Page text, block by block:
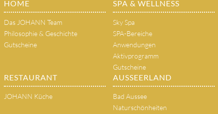
HOME
Das JOHANN Team
Philosophie & Geschichte
Gutscheine
SPA & WELLNESS
Sky Spa
SPA-Bereiche
Anwendungen
Aktivprogramm
Gutscheine
RESTAURANT
JOHANN Küche
AUSSEERLAND
Bad Aussee
Naturschönheiten